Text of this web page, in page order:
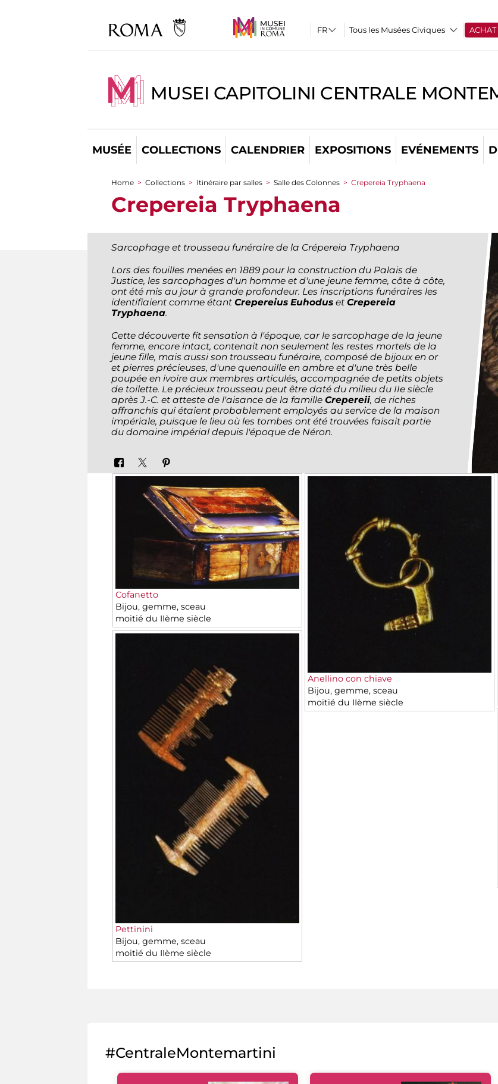
Tous les Musées Civiques ACHAT
MUSEI CAPITOLINI CENTRALE
MUSÉE COLLECTIONS CALENDRIER EXPOSITIONS EVÉNEMENTS
You are here
Home > Collections > Itinéraire par salles > Salle des Colonnes > Crepereia Tryphaena
Crepereia Tryphaena
Sarcophage et trousseau funéraire de la Crépereia Tryphaena
Lors des fouilles menées en 1889 pour la construction du Palais de
Justice, les sarcophages d'un homme et d'une jeune femme, côte à côte,
ont été mis au jour à grande profondeur. Les inscriptions funéraires les
identifiaient comme étant Crepereius Euhodus et Crepereia
Tryphaena.
Cette découverte fit sensation à l'époque, car le sarcophage de la jeune
femme, encore intact, contenait non seulement les restes mortels de la
jeune fille, mais aussi son trousseau funéraire, composé de bijoux en or
et pierres précieuses, d'une quenouille en ambre et d'une très belle
poupée en ivoire aux membres articulés, accompagnée de petits objets
de toilette. Le précieux trousseau peut être daté du milieu du IIe siècle
après J.-C. et atteste de l'aisance de la famille Crepereii, de riches
affranchis qui étaient probablement employés au service de la maison
impériale, puisque le lieu où les tombes ont été trouvées faisait partie
du domaine impérial depuis l'époque de Néron.
Cofanetto
Bijou, gemme, sceau
moitié du IIème siècle
Anellino con chiave
Bijou, gemme, sceau
moitié du IIème siècle
Pettinini
Bijou, gemme, sceau
moitié du IIème siècle
#CentraleMontemartini